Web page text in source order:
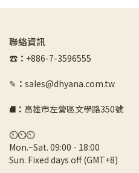
聯絡資訊
☎︎ ： +886-7-3596555
✎ ： sales@dhyana.com.tw
⛘ ： 高雄市左營區文學路350號
⏲︎⏲︎⏲︎
Mon.~Sat. 09:00 - 18:00
Sun. Fixed days off (GMT+8)